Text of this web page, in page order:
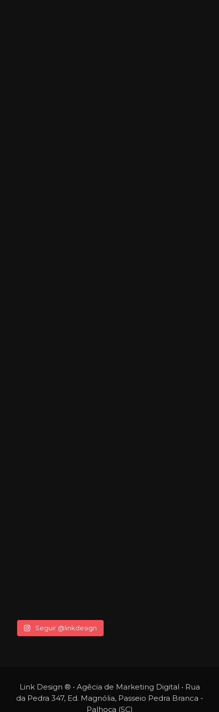
Seguir @linkdesign
Link Design ® • Agêcia de Marketing Digital • Rua
da Pedra 347, Ed. Magnólia, Passeio Pedra Branca -
Palhoça (SC)